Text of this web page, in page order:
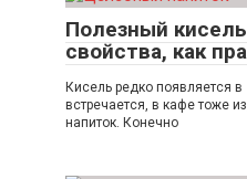
Полезный
свойства, как
Кисель редко появляется
встречается, в кафе тоже
напиток. Конечно